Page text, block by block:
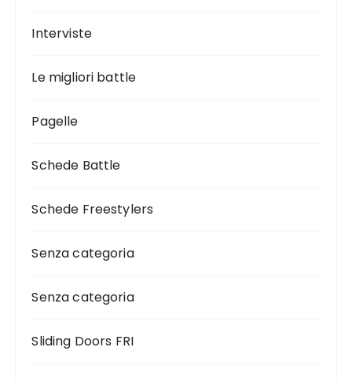
Interviste
Le migliori battle
Pagelle
Schede Battle
Schede Freestylers
Senza categoria
Senza categoria
Sliding Doors FRI